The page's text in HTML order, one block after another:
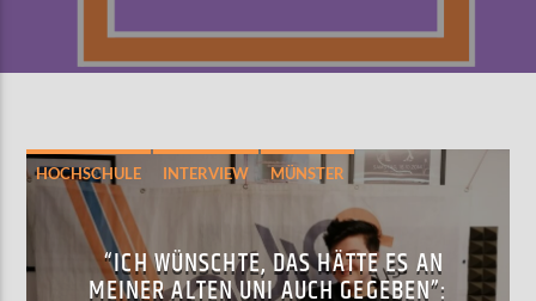
AKTUELLER TRACK
BY SMALLER THINGS THAN STONES
NIGEL WRIGHT
HOCHSCHULE INTERVIEW MÜNSTER
“ICH WÜNSCHTE, DAS HÄTTE ES AN
MEINER ALTEN UNI AUCH GEGEBEN”: